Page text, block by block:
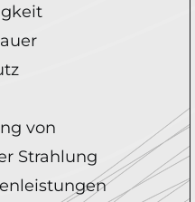
von
Strahlung